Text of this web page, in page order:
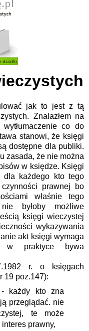
jak to jest z tą
Znalazłem na
co do
stanowi, że księgi
dostępne dla publiki.
zasada, że nie można
w księdze. Księgi
każdego kto tego
prawnej bo
właśnie tego
byłoby możliwe
księgi wieczystej
wykazywania
akt księgi wymaga
w praktyce bywa
r. o księgach
19 poz.147):
- każdy kto zna
przeglądać. nie
te może
prawny,